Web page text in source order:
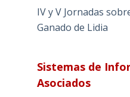
IV y V Jornadas
Ganado de Lidia
Sistemas de
Asociados